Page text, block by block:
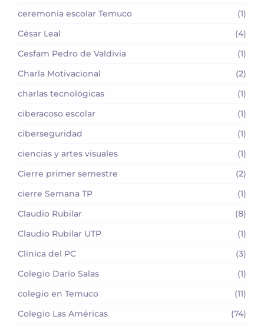
ceremonia escolar Temuco
(1)
César Leal
(4)
Cesfam Pedro de Valdivia
(1)
Charla Motivacional
(2)
charlas tecnológicas
(1)
ciberacoso escolar
(1)
ciberseguridad
(1)
ciencias y artes visuales
(1)
Cierre primer semestre
(2)
cierre Semana TP
(1)
Claudio Rubilar
(8)
Claudio Rubilar UTP
(1)
Clínica del PC
(3)
Colegio Darío Salas
(1)
colegio en Temuco
(11)
Colegio Las Américas
(74)